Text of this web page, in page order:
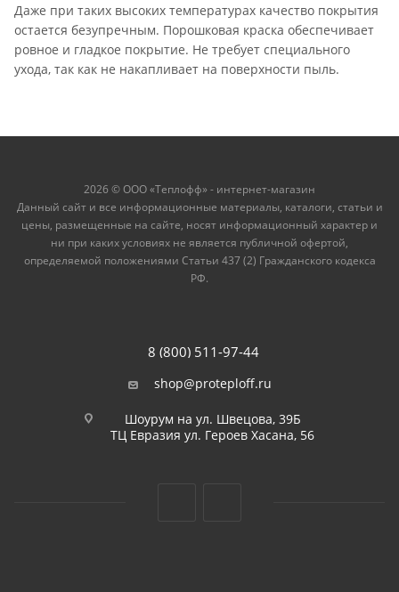
Даже при таких высоких температурах качество покрытия
остается безупречным. Порошковая краска обеспечивает
ровное и гладкое покрытие. Не требует специального
ухода, так как не накапливает на поверхности пыль.
2026 © ООО «Теплофф» - интернет-магазин
Данный сайт и все информационные материалы, каталоги, статьи и
цены, размещенные на сайте, носят информационный характер и
ни при каких условиях не является публичной офертой,
определяемой положениями Статьи 437 (2) Гражданского кодекса
РФ.
8 (800) 511-97-44
shop@proteploff.ru
Шоурум на ул. Швецова, 39Б
ТЦ Евразия ул. Героев Хасана, 56